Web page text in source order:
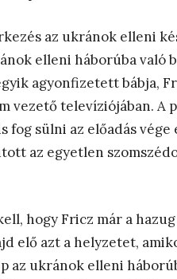
az ukránok elleni
elleni háborúba való
agyonfizetett bábja,
vezető televíziójában. A
fog sülni az előadás
az egyetlen
hogy Fricz már a
elő azt a helyzetet,
az ukránok elleni